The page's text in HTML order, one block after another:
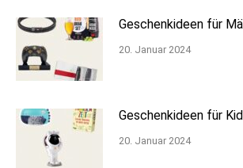
Geschenkideen für
20. Januar 2024
Geschenkideen für
20. Januar 2024